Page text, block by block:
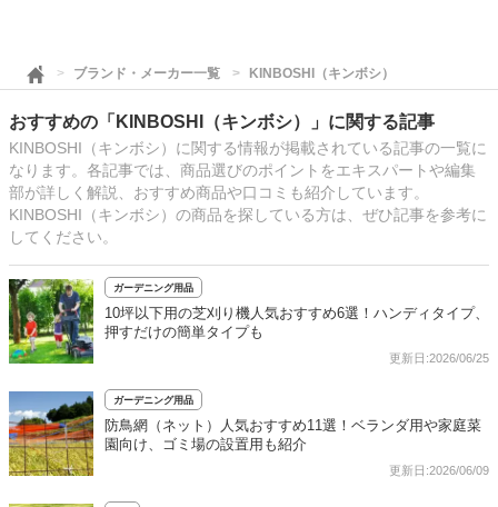
ブランド・メーカー一覧 KINBOSHI（キンボシ）
おすすめの「KINBOSHI（キンボシ）」に関する記事
KINBOSHI（キンボシ）に関する情報が掲載されている記事の一覧に
なります。各記事では、商品選びのポイントをエキスパートや編集
部が詳しく解説、おすすめ商品や口コミも紹介しています。
KINBOSHI（キンボシ）の商品を探している方は、ぜひ記事を参考に
してください。
ガーデニング用品
10坪以下用の芝刈り機人気おすすめ6選！ハンディタイプ、
押すだけの簡単タイプも
更新日:2026/06/25
ガーデニング用品
防鳥網（ネット）人気おすすめ11選！ベランダ用や家庭菜
園向け、ゴミ場の設置用も紹介
更新日:2026/06/09